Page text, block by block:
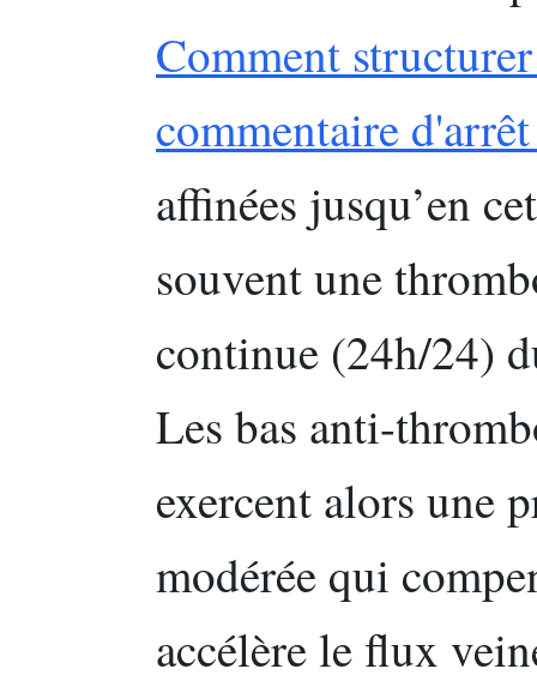
Comment
commentaire
affinées jusqu’en
souvent une
continue (24h/24)
Les bas anti-
exercent alors une
modérée qui
accélère le flux